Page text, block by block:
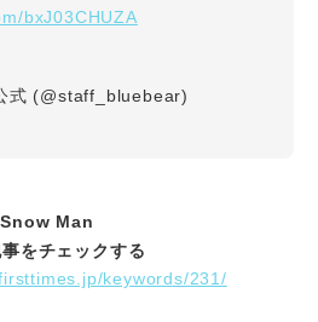
bxJ03CHUZA
式 (@staff_bluebear)
Snow Man
をチェックする
keywords/231/